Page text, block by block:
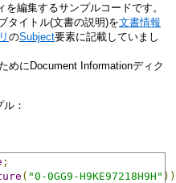
を編集するサンプルコードです。
タイトル(文書の説明)を文書情報
のSubject要素に記載していまし
めにDocument Informationディク
：
;
( "0-0GG9-H9KE97218H9H" ))